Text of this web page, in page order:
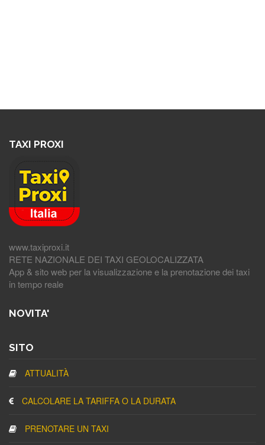
TAXI PROXI
www.taxiproxi.it
RETE NAZIONALE DEI TAXI GEOLOCALIZZATA
App & sito web per la visualizzazione e la prenotazione dei taxi
in tempo reale
NOVITA'
SITO
ATTUALITÀ
CALCOLARE LA TARIFFA O LA DURATA
PRENOTARE UN TAXI